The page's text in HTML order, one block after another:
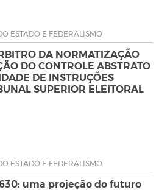
ESTADO E FEDERALISMO
DA NORMATIZAÇÃO
DO CONTROLE ABSTRATO
DE INSTRUÇÕES
SUPERIOR ELEITORAL
ESTADO E FEDERALISMO
uma projeção do futuro